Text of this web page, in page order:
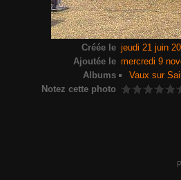
Créée le jeudi 21 juin
Ajoutée le mercredi 9
Albums
Vaux sur
Notez cette photo